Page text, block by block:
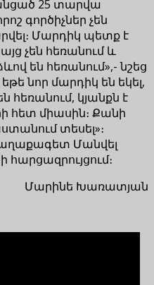
25 տարվա
գործիչներ չեն
Մարդիկ պետք է
չեն հեռանում և
են հեռանում»,- նշեց
նոր մարդիկ են եկել,
հեռանում, կյանքն է
հետ միասին։ Քանի
տեսել»։
Մանվել
հարցազրույցում։
Մարինե Խառատյան